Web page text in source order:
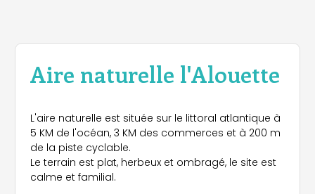
Aire naturelle l'Alouette
L'aire naturelle est située sur le littoral atlantique à
5 KM de l'océan, 3 KM des commerces et à 200 m
de la piste cyclable.
Le terrain est plat, herbeux et ombragé, le site est
calme et familial.